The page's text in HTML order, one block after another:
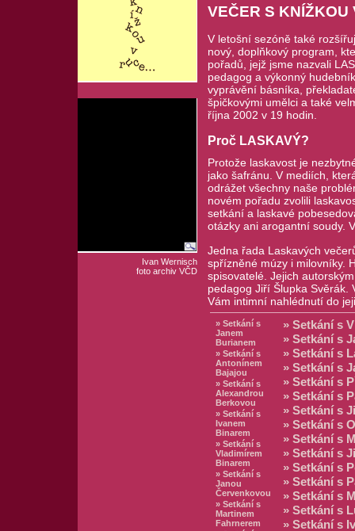
Ivan Wernisch
foto archiv VČD
VEČER S KNÍŽKOU
V letošní sezóně také
nový, doplňkový program,
pořadů, jejž jsme nazvali
pedagog a výkonný
vyprávění básníka,
špičkovými umělci a také
října 2002 v 19 hodin.
Proč LASKAVÝ?
Protože laskavost je
jako šafránu. V mediích,
odrážet všechny naše
novém pořadu zvolili
setkání a laskavé
otázky ani arogantní soudy.
Jedna řada Laskavých
spřízněné múzy i milovníky.
spisovatelé. Jejich
pedagog Jiří Šlupka Svěrák.
Vám intimní nahlédnutí do
» Setkání s
Janem
Burianem
» Setkání s
Antonínem
Bajajou
» Setkání s
Alexandrou
Berkovou
» Setkání s
Ivanem
Binarem
» Setkání s
Vladimírem
Binarem
» Setkání s
Janou
Červenkovou
» Setkání s
Martinem
Fahrnerem
» Setkání s
» Setkání s
» Setkání s
» Setkání s
» Setkání s
» Setkání s
» Setkání s
» Setkání s
» Setkání s
» Setkání s
» Setkání s
» Setkání s
» Setkání s
» Setkání s
» Setkání s